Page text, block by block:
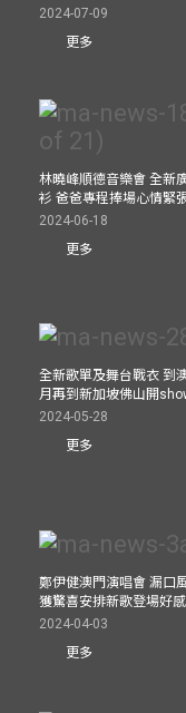
2024-07-09
更多
林曉峰順德音樂會 全新
衫 爸爸專程捧場心情緊
2024-06-18
更多
全新歌單及舞台戰衣 到
月再到新加坡佛山開
2024-05-28
更多
鄭伊健澳門演唱會 漏口
獲驚喜安排新歌登場好
2024-04-03
更多